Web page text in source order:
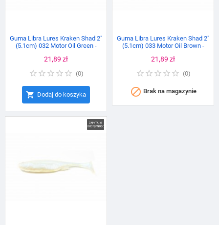
Guma Libra Lures Kraken Shad 2"
(5.1cm) 032 Motor Oil Green -
Cena
21,89 zł
(0)
 Dodaj do koszyka
Guma Libra Lures Kraken Shad 2"
(5.1cm) 033 Motor Oil Brown -
Cena
21,89 zł
(0)
 Brak na magazynie